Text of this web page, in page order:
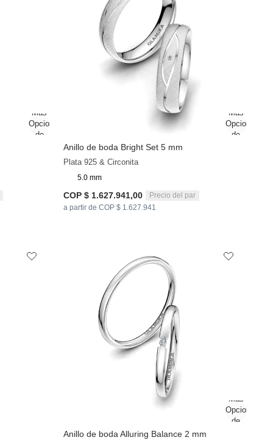
Anillo de boda Bright Set 5 mm
Plata 925 & Circonita
5.0 mm
COP $ 1.627.941,00
Precio del par
a partir de COP $ 1.627.941
Anillo de boda Alluring Balance 2 mm